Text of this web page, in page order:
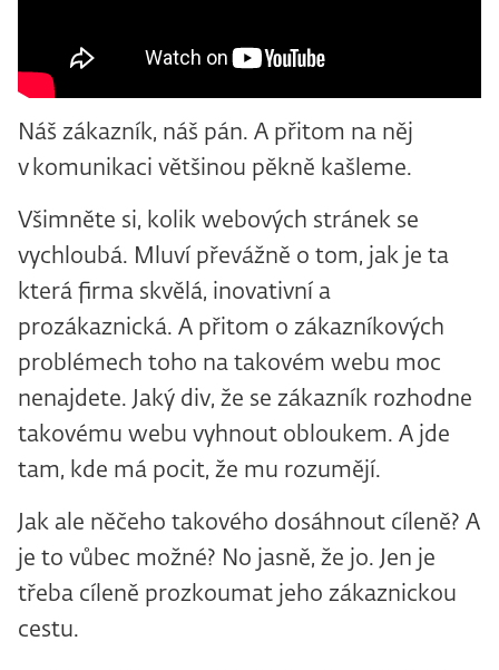
Náš zákazník, náš pán. A přitom na něj
v komunikaci většinou pěkně kašleme.
Všimněte si, kolik webových stránek se
vychloubá. Mluví převážně o tom, jak je ta
která firma skvělá, inovativní a
prozákaznická. A přitom o zákazníkových
problémech toho na takovém webu moc
nenajdete. Jaký div, že se zákazník rozhodne
takovému webu vyhnout obloukem. A jde
tam, kde má pocit, že mu rozumějí.
Jak ale něčeho takového dosáhnout cíleně? A
je to vůbec možné? No jasně, že jo. Jen je
třeba cíleně prozkoumat jeho zákaznickou
cestu.